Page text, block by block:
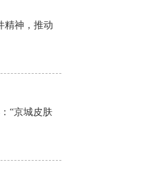
精神，推动
“京城皮肤